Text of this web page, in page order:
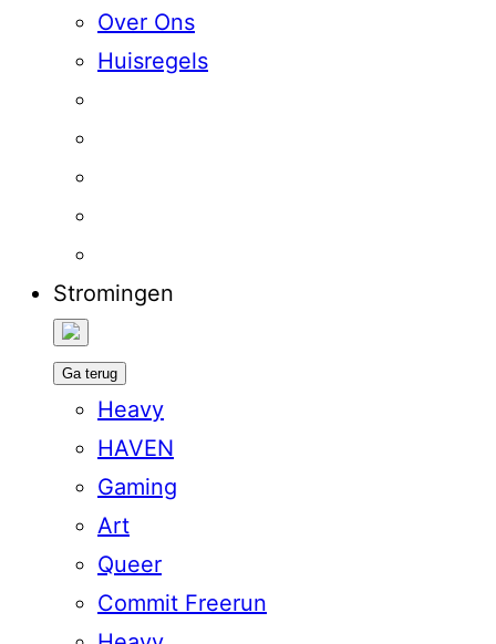
Over Ons
Huisregels
Stromingen
Ga terug
Heavy
HAVEN
Gaming
Art
Queer
Commit Freerun